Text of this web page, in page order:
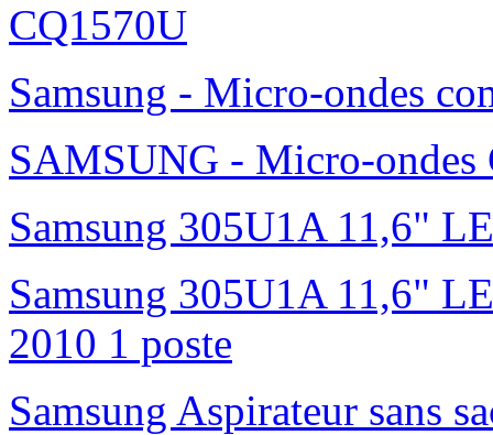
CQ1570U
Samsung - Micro-ondes
SAMSUNG - Micro-ondes
Samsung 305U1A 11,6"
Samsung 305U1A 11,6"
2010 1 poste
Samsung Aspirateur sans